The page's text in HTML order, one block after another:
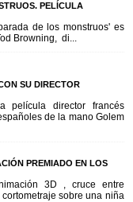
PELÍCULA
de los monstruos' es
Browning, di...
SU DIRECTOR
película director francés
de la mano Golem
PREMIADO EN LOS
3D , cruce entre
sobre una niña